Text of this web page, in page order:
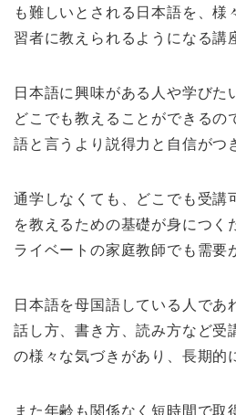
も難しいとされる日本語を、様
習者に教えられるようになる講
日本語に興味がある人や学びた
どこでも教えることができるの
語と言うより説得力と自信がつ
通学しなくても、どこでも受講
を教えるための基礎が身につく
ライベートの家庭教師でも需要
日本語を母国語している人であ
話し方、書き方、読み方など受
の様々な気づきがあり、長期的
また年齢も関係なく短時間で取